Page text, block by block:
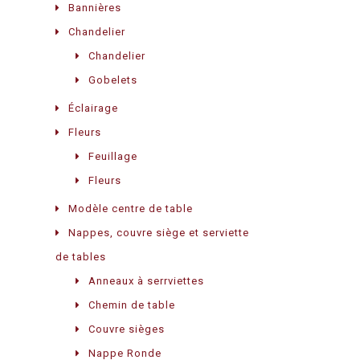
Bannières
Chandelier
Chandelier
Gobelets
Éclairage
Fleurs
Feuillage
Fleurs
Modèle centre de table
Nappes, couvre siège et serviette
de tables
Anneaux à serrviettes
Chemin de table
Couvre sièges
Nappe Ronde